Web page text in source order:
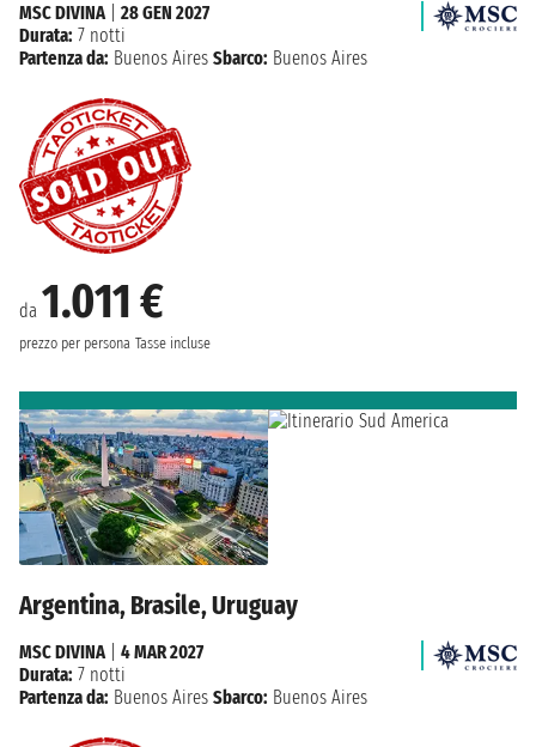
da 1.011 €
prezzo per persona Tasse incluse
MSC DIVINA| 28 GEN 2027
Durata: 7 notti
Partenza da: Buenos Aires Sbarco: Buenos Aires
Argentina, Brasile, Uruguay
MSC DIVINA| 4 MAR 2027
Durata: 7 notti
Partenza da: Buenos Aires Sbarco: Buenos Aires